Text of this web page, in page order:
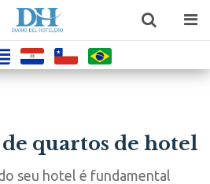
de quartos de hotel
seu hotel é fundamental